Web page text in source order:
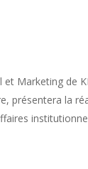
Marketing de
présentera la